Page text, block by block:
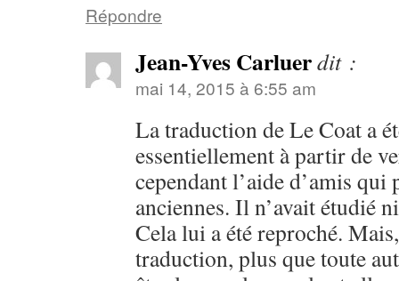
Répondre
Jean-Yves Carluerdit :
mai 14, 2015 à 6:55 am
La traduction de Le Coat a
essentiellement à partir de
cependant l’aide d’amis
anciennes. Il n’avait étudié
Cela lui a été reproché.
traduction, plus que toute